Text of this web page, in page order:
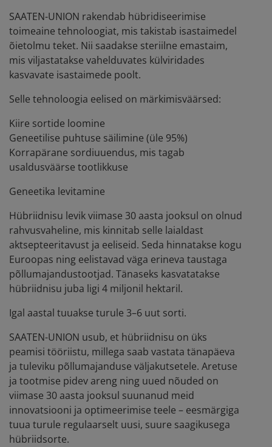
SAATEN-UNION rakendab hübridiseerimise
toimeaine tehnoloogiat, mis takistab isastaimedel
õietolmu teket. Nii saadakse steriilne emastaim,
mis viljastatakse vahelduvates külviridades
kasvavate isastaimede poolt.
Selle tehnoloogia eelised on märkimisväärsed:
Kiire sortide loomine
Geneetilise puhtuse säilimine (üle 95%)
Korrapärane sordiuuendus, mis tagab
usaldusväärse tootlikkuse
Geneetika levitamine
Hübriidnisu levik viimase 30 aasta jooksul on olnud
rahvusvaheline, mis kinnitab selle laialdast
aktsepteeritavust ja eeliseid. Seda hinnatakse kogu
Euroopas ning eelistavad väga erineva taustaga
põllumajandustootjad. Tänaseks kasvatatakse
hübriidnisu juba ligi 4 miljonil hektaril.
Igal aastal tuuakse turule 3–6 uut sorti.
SAATEN-UNION usub, et hübriidnisu on üks
peamisi tööriistu, millega saab vastata tänapäeva
ja tuleviku põllumajanduse väljakutsetele. Aretuse
ja tootmise pidev areng ning uued nõuded on
viimase 30 aasta jooksul suunanud meid
innovatsiooni ja optimeerimise teele – eesmärgiga
tuua turule regulaarselt uusi, suure saagikusega
hübriidsorte.